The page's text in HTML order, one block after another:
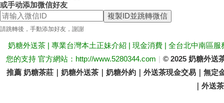
茶
或手动添加微信好友
複製ID並跳轉微信
請跳轉後，手動添加好友，謝謝
奶糖外送茶 | 專業台灣本土正妹介紹 | 現金消費 | 全台北中南區
您的支持 官方網站：http://www.5280344.com | © 2025 奶糖外送
推薦 奶糖茶莊｜奶糖外送茶｜奶糖外約｜外送茶現金交易｜無
｜外送